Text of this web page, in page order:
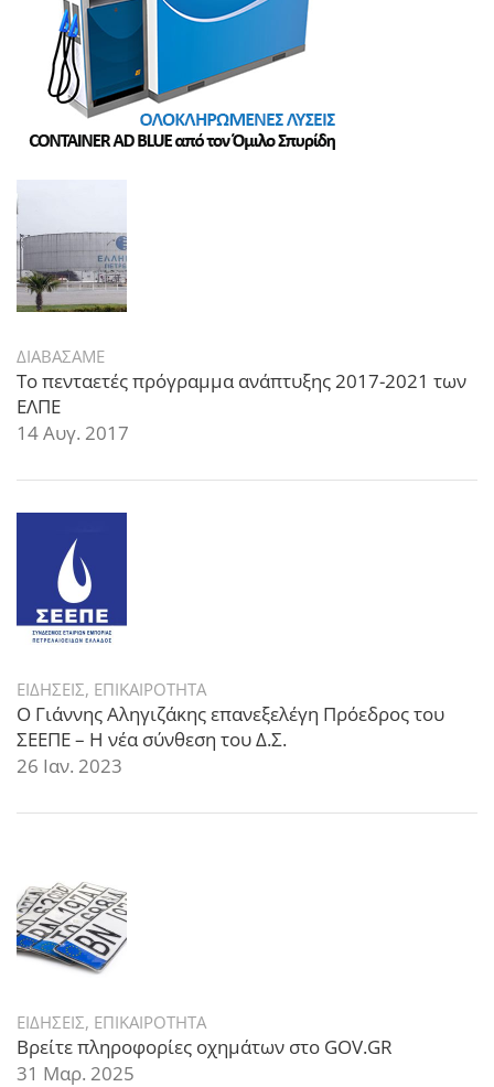
ΔΙΑΒΑΣΑΜΕ
Το πενταετές πρόγραμμα ανάπτυξης 2017-2021 των
ΕΛΠΕ
14 Αυγ. 2017
ΕΙΔΗΣΕΙΣ, ΕΠΙΚΑΙΡΟΤΗΤΑ
Ο Γιάννης Αληγιζάκης επανεξελέγη Πρόεδρος του
ΣΕΕΠΕ – Η νέα σύνθεση του Δ.Σ.
26 Ιαν. 2023
ΕΙΔΗΣΕΙΣ, ΕΠΙΚΑΙΡΟΤΗΤΑ
Βρείτε πληροφορίες οχημάτων στο GOV.GR
31 Μαρ. 2025